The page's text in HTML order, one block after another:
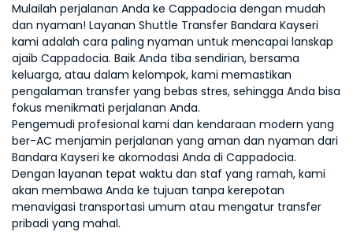
Mulailah perjalanan Anda ke Cappadocia dengan mudah
dan nyaman! Layanan Shuttle Transfer Bandara Kayseri
kami adalah cara paling nyaman untuk mencapai lanskap
ajaib Cappadocia. Baik Anda tiba sendirian, bersama
keluarga, atau dalam kelompok, kami memastikan
pengalaman transfer yang bebas stres, sehingga Anda bisa
fokus menikmati perjalanan Anda.
Pengemudi profesional kami dan kendaraan modern yang
ber-AC menjamin perjalanan yang aman dan nyaman dari
Bandara Kayseri ke akomodasi Anda di Cappadocia.
Dengan layanan tepat waktu dan staf yang ramah, kami
akan membawa Anda ke tujuan tanpa kerepotan
menavigasi transportasi umum atau mengatur transfer
pribadi yang mahal.